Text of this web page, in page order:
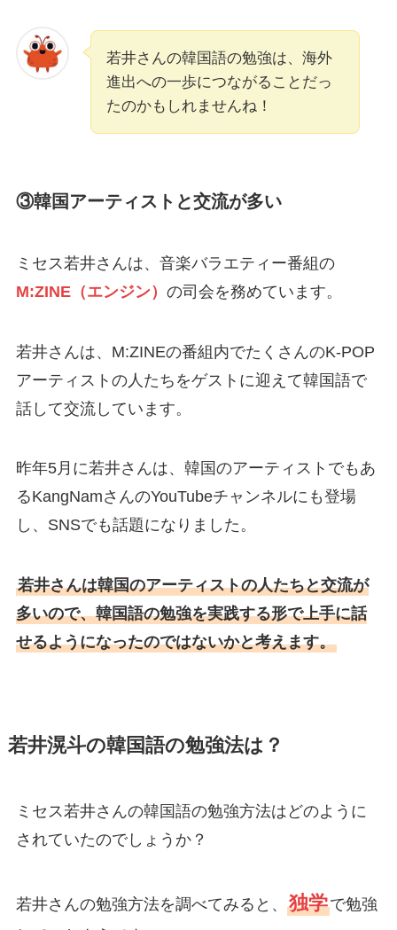
若井さんの韓国語の勉強は、海外
進出への一歩につながることだっ
たのかもしれませんね！
③韓国アーティストと交流が多い
ミセス若井さんは、音楽バラエティー番組の
M:ZINE（エンジン） の司会を務めています。
若井さんは、M:ZINEの番組内でたくさんのK-POP
アーティストの人たちをゲストに迎えて韓国語で
話して交流しています。
昨年5月に若井さんは、韓国のアーティストでもあ
るKangNamさんのYouTubeチャンネルにも登場
し、SNSでも話題になりました。
若井さんは韓国のアーティストの人たちと交流が
多いので、韓国語の勉強を実践する形で上手に話
せるようになったのではないかと考えます。
若井滉斗の韓国語の勉強法は？
ミセス若井さんの韓国語の勉強方法はどのように
されていたのでしょうか？
若井さんの勉強方法を調べてみると、 独学で勉強